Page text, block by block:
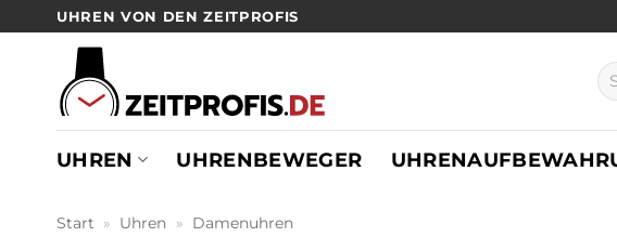
springen
UHREN VON DEN ZEITPROFIS
UHREN UHRENBEWEGER
Start » Uhren » Damenuhren